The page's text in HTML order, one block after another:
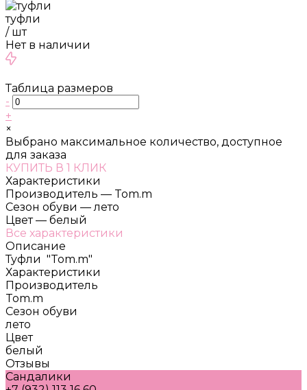
туфли
/ шт
Нет в наличии
Таблица размеров
-
+
×
Выбрано максимальное количество, доступное
для заказа
КУПИТЬ В 1 КЛИК
Характеристики
Производитель — Tom.m
Сезон обуви — лето
Цвет — белый
Все характеристики
Описание
Туфли "Tom.m"
Характеристики
Производитель
Tom.m
Сезон обуви
лето
Цвет
белый
Отзывы
Сандалики